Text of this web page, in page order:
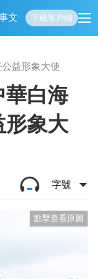
文化 娛樂生活教育體
下載客戶端
益形象大使
華白海
象大
字號